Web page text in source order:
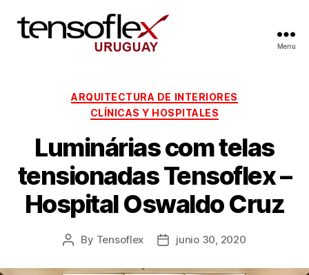
Menu
ARQUITECTURA DE INTERIORES
CLÍNICAS Y HOSPITALES
Luminárias com telas
tensionadas Tensoflex –
Hospital Oswaldo Cruz
By Tensoflex junio 30, 2020